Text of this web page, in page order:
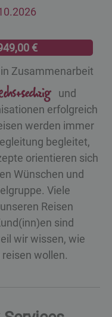
€
Zusammenarbeit
und
erfolgreich
werden immer
begleitet,
orientieren sich
Wünschen und
Viele
Reisen
sind
wir wissen, wie
wollen.